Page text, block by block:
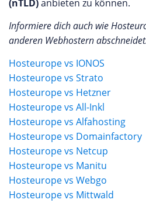
(nTLD)anbieten zu können.
Informiere dich auch wie
anderen Webhostern
Hosteurope vs IONOS
Hosteurope vs Strato
Hosteurope vs Hetzner
Hosteurope vs All-Inkl
Hosteurope vs Alfahosting
Hosteurope vs Domainfactory
Hosteurope vs Netcup
Hosteurope vs Manitu
Hosteurope vs Webgo
Hosteurope vs Mittwald